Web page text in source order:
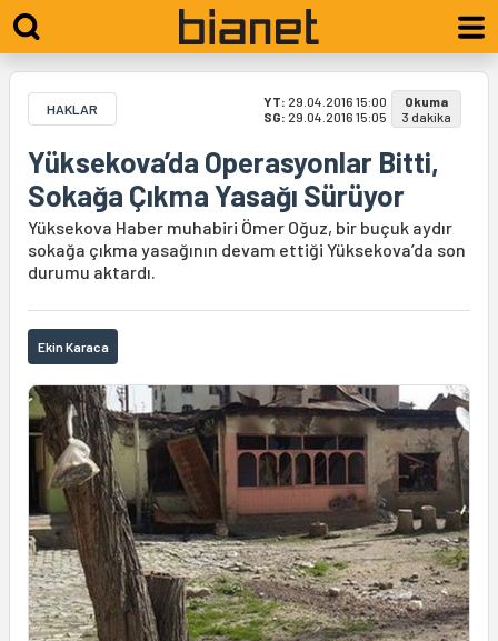
HAKLAR YT: 29.04.2016 15:00
SG: 29.04.2016 15:05
Okuma
3 dakika
Yüksekova’da Operasyonlar Bitti,
Sokağa Çıkma Yasağı Sürüyor
Yüksekova Haber muhabiri Ömer Oğuz, bir buçuk aydır
sokağa çıkma yasağının devam ettiği Yüksekova’da son
durumu aktardı.
Ekin Karaca